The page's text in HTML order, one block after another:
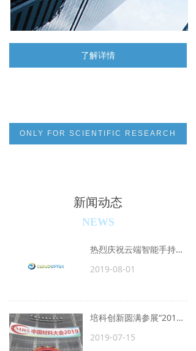
ONLY FOR SCIENTIFIC RESEARCH
热烈庆祝云端智能手持式毛发检测仪在福建省公安厅组织的毛发检测比赛中荣获“第一名”
2019-08-01
培科创新圆满参展“2019材料大会”
2019-07-15
新闻动态
NEWS
了解详情